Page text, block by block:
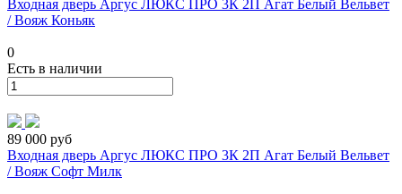
Входная дверь Аргус ЛЮКС ПРО 3К 2П Агат Белый Вельвет
/ Вояж Коньяк
0
Есть в наличии
89 000 руб
Входная дверь Аргус ЛЮКС ПРО 3К 2П Агат Белый Вельвет
/ Вояж Софт Милк